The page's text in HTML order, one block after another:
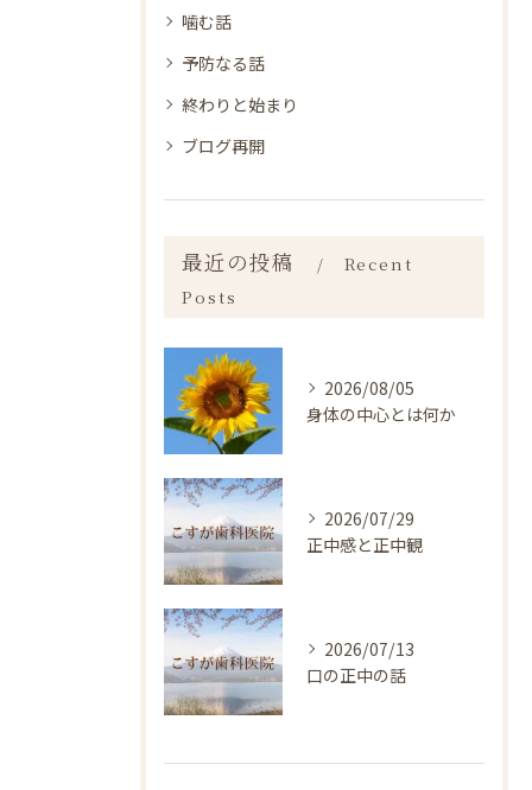
噛む話
予防なる話
終わりと始まり
ブログ再開
最近の投稿
Recent
Posts
2026/08/05
身体の中心とは何か
2026/07/29
正中感と正中観
2026/07/13
口の正中の話